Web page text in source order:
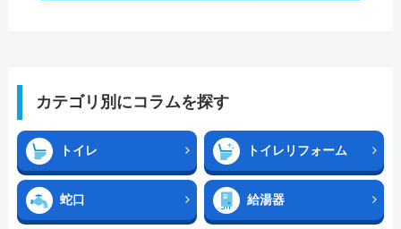
カテゴリ別にコラムを探す
トイレ トイレリフォーム
蛇口 給湯器